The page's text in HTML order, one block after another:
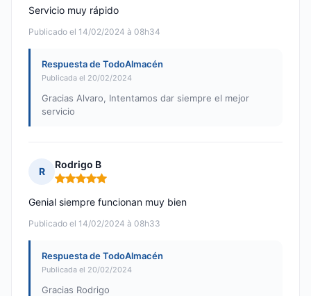
Publicado el 14/02/2024 à 08h34
Servicio muy rápido
Respuesta de TodoAlmacén
Publicada el 20/02/2024
Gracias Alvaro, Intentamos dar siempre el mejor
servicio
R
Rodrigo B
Nota: 5 de 5
Publicado el 14/02/2024 à 08h33
Genial siempre funcionan muy bien
Respuesta de TodoAlmacén
Publicada el 20/02/2024
Gracias Rodrigo